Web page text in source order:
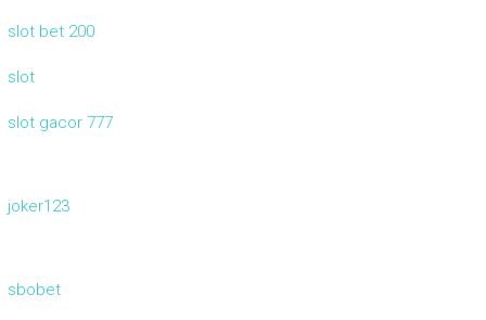
slot bet 200
slot
slot gacor 777
joker123
sbobet